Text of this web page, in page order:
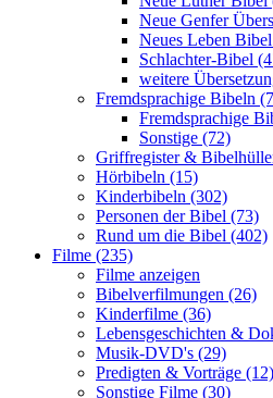
Neue Genfer
Neues Leben
Schlachter-Bibel
weitere
Fremdsprachige Bibeln
Fremdsprachige
Sonstige (72)
Griffregister &
Hörbibeln (15)
Kinderbibeln (302)
Personen der Bibel (73)
Rund um die Bibel (402)
Filme (235)
Filme anzeigen
Bibelverfilmungen (26)
Kinderfilme (36)
Lebensgeschichten &
Musik-DVD's (29)
Predigten & Vorträge (12)
Sonstige Filme (30)